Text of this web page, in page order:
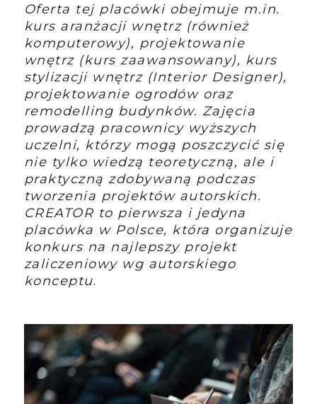
Oferta tej placówki obejmuje m.in.
kurs aranżacji wnętrz (również
komputerowy), projektowanie
wnętrz (kurs zaawansowany), kurs
stylizacji wnętrz (Interior Designer),
projektowanie ogrodów oraz
remodelling budynków. Zajęcia
prowadzą pracownicy wyższych
uczelni, którzy mogą poszczycić się
nie tylko wiedzą teoretyczną, ale i
praktyczną zdobywaną podczas
tworzenia projektów autorskich.
CREATOR to pierwsza i jedyna
placówka w Polsce, która organizuje
konkurs na najlepszy projekt
zaliczeniowy wg autorskiego
konceptu.